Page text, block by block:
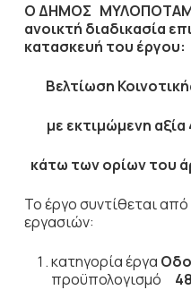
Ο ΔΗΜΟΣ
ανοικτή διαδικασία
κατασκευή του έργου:
Βελτίωση
με εκτιμώμενη αξία
κάτω των ορίων του
Το έργο συντίθεται
εργασιών:
κατηγορία έργα
προϋπολογισμό